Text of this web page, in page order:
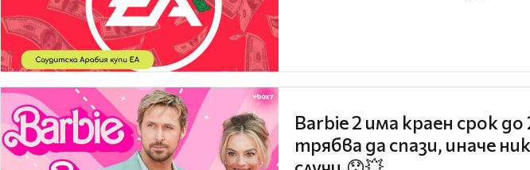
Barbie 2 има краен срок
трябва да спази, иначе